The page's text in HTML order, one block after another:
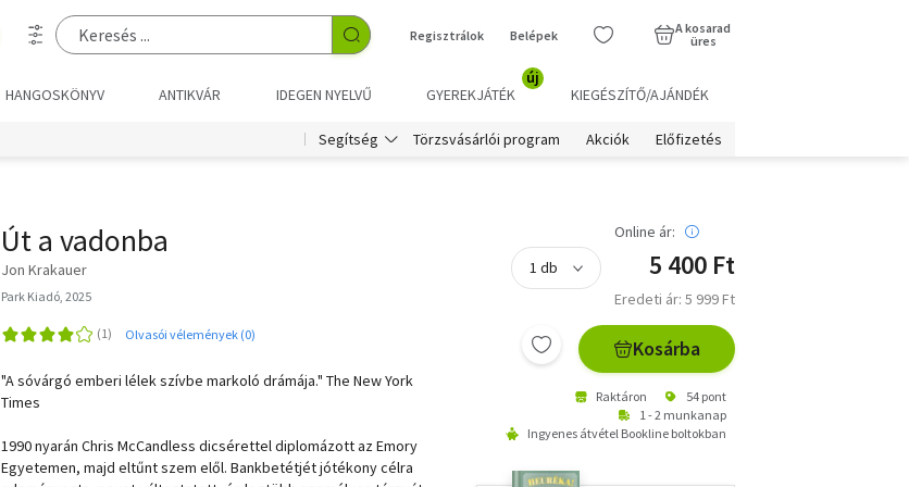
Regisztrálok Belépek
A kosarad
üres
HANGOSKÖNYV ANTIKVÁR IDEGEN NYELVŰ GYEREKJÁTÉK
új
KIEGÉSZÍTŐ/AJÁNDÉK
Segítség Törzsvásárlói program Akciók Előfizetés
Út a vadonba
Jon Krakauer
Park Kiadó, 2025
Olvasói vélemények (0)
"A sóvárgó emberi lélek szívbe markoló drámája." The New York
Times
1990 nyarán Chris McCandless dicsérettel diplomázott az Emory
Egyetemen, majd eltűnt szem elől. Bankbetétjét jótékony célra
Online ár:
5 400 Ft
Eredeti ár: 5 999 Ft
Kosárba
Raktáron
54 pont
1 - 2 munkanap
Ingyenes átvétel Bookline boltokban